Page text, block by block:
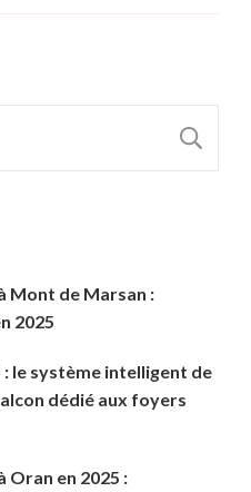
Mont de Marsan :
2025
: le système intelligent de
dédié aux foyers
Oran en 2025 :